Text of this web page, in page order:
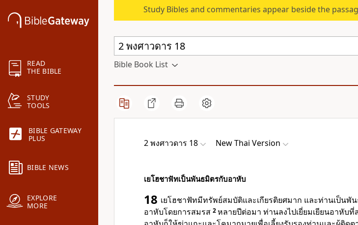
READ
THE BIBLE
STUDY
TOOLS
BIBLE GATEWAY
PLUS
BIBLE NEWS
EXPLORE
MORE
Study Bibles and commentaries appear beside the
Bible Book List
2 พงศาวดาร 18 New Thai Version
เยโฮชาฟัทเป็นพันธมิตรกับอาหับ
18 เยโฮชาฟัทมีทรัพย์สมบัติและเกียรติยศมาก และท่านเป็นพั
อาหับโดยการสมรส 2หลายปีต่อมา ท่านลงไปเยี่ยมเยียนอาหับที่